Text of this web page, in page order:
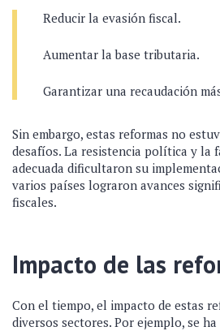
Reducir la evasión fiscal.
Aumentar la base tributaria.
Garantizar una recaudación
Sin embargo, estas reformas no
desafíos. La resistencia política y la
adecuada dificultaron su
varios países lograron avances
fiscales.
Impacto de las
Con el tiempo, el impacto de estas
diversos sectores. Por ejemplo, se